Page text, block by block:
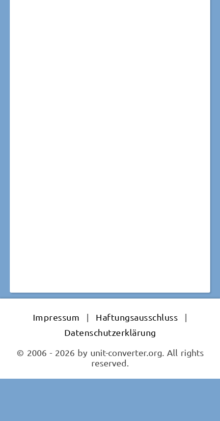
Impressum | Haftungsausschluss
|
Datenschutzerklärung
© 2006 - 2026 by unit-converter.org. All rights
reserved.